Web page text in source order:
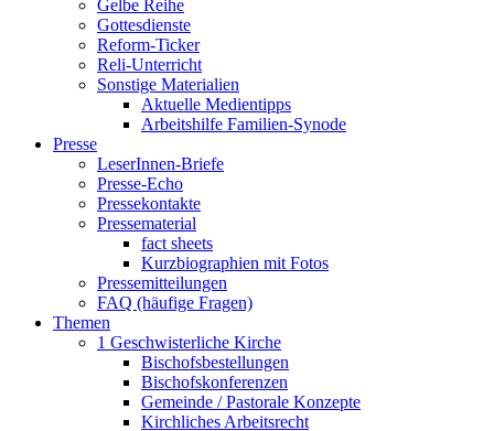
Gelbe Reihe
Gottesdienste
Reform-Ticker
Reli-Unterricht
Sonstige Materialien
Aktuelle Medientipps
Arbeitshilfe Familien-Synode
Presse
LeserInnen-Briefe
Presse-Echo
Pressekontakte
Pressematerial
fact sheets
Kurzbiographien mit Fotos
Pressemitteilungen
FAQ (häufige Fragen)
Themen
1 Geschwisterliche Kirche
Bischofsbestellungen
Bischofskonferenzen
Gemeinde / Pastorale Konzepte
Kirchliches Arbeitsrecht